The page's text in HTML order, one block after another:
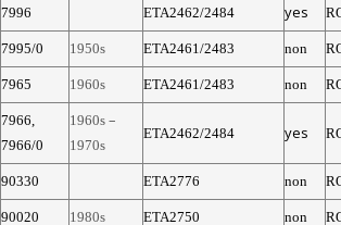
7996 ETA2462/2484 yes
7995/0 1950s ETA2461/2483 non
7965 1960s ETA2461/2483 non
7966,
7966/0
1960s –
1970s
ETA2462/2484 yes
90330 ETA2776 non
90020 1980s ETA2750 non